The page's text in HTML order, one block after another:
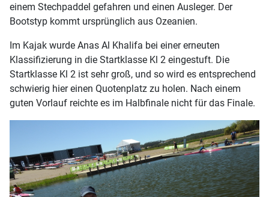
einem Stechpaddel gefahren und einen Ausleger. Der
Bootstyp kommt ursprünglich aus Ozeanien.
Im Kajak wurde Anas Al Khalifa bei einer erneuten
Klassifizierung in die Startklasse Kl 2 eingestuft. Die
Startklasse Kl 2 ist sehr groß, und so wird es entsprechend
schwierig hier einen Quotenplatz zu holen. Nach einem
guten Vorlauf reichte es im Halbfinale nicht für das Finale.